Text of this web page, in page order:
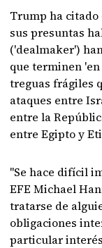
Trump ha
sus presuntas
('dealmaker')
que terminen
treguas frágiles
ataques entre
entre la
entre Egipto y
"Se hace difícil
EFE Michael
tratarse de
obligaciones
particular